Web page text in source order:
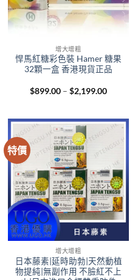
增大增粗
悍馬紅糖彩色裝 Hamer 糖果
32顆一盒 香港現貨正品
$899.00 – $2,199.00Price
特價
增大增粗
日本藤素|延時助勃|天然動植
物提純|無副作用 不臉紅不上